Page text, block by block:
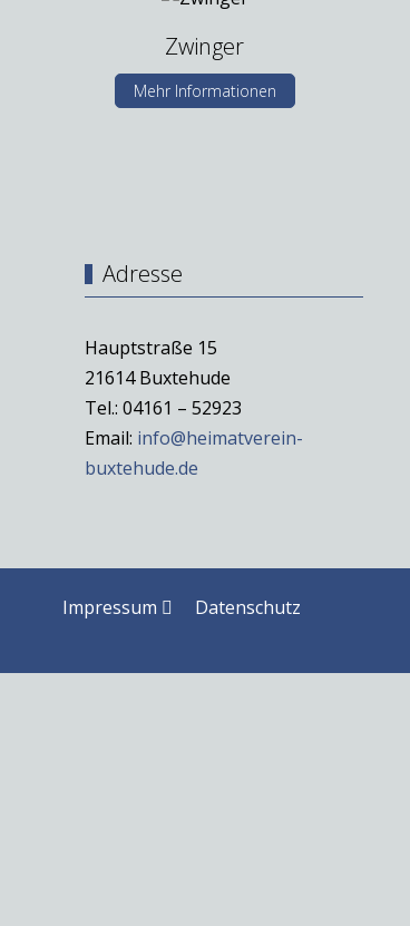
Zwinger
Mehr Informationen
Adresse
Hauptstraße 15
21614 Buxtehude
Tel.: 04161 – 52923
Email: info@heimatverein-
buxtehude.de
Impressum Datenschutz